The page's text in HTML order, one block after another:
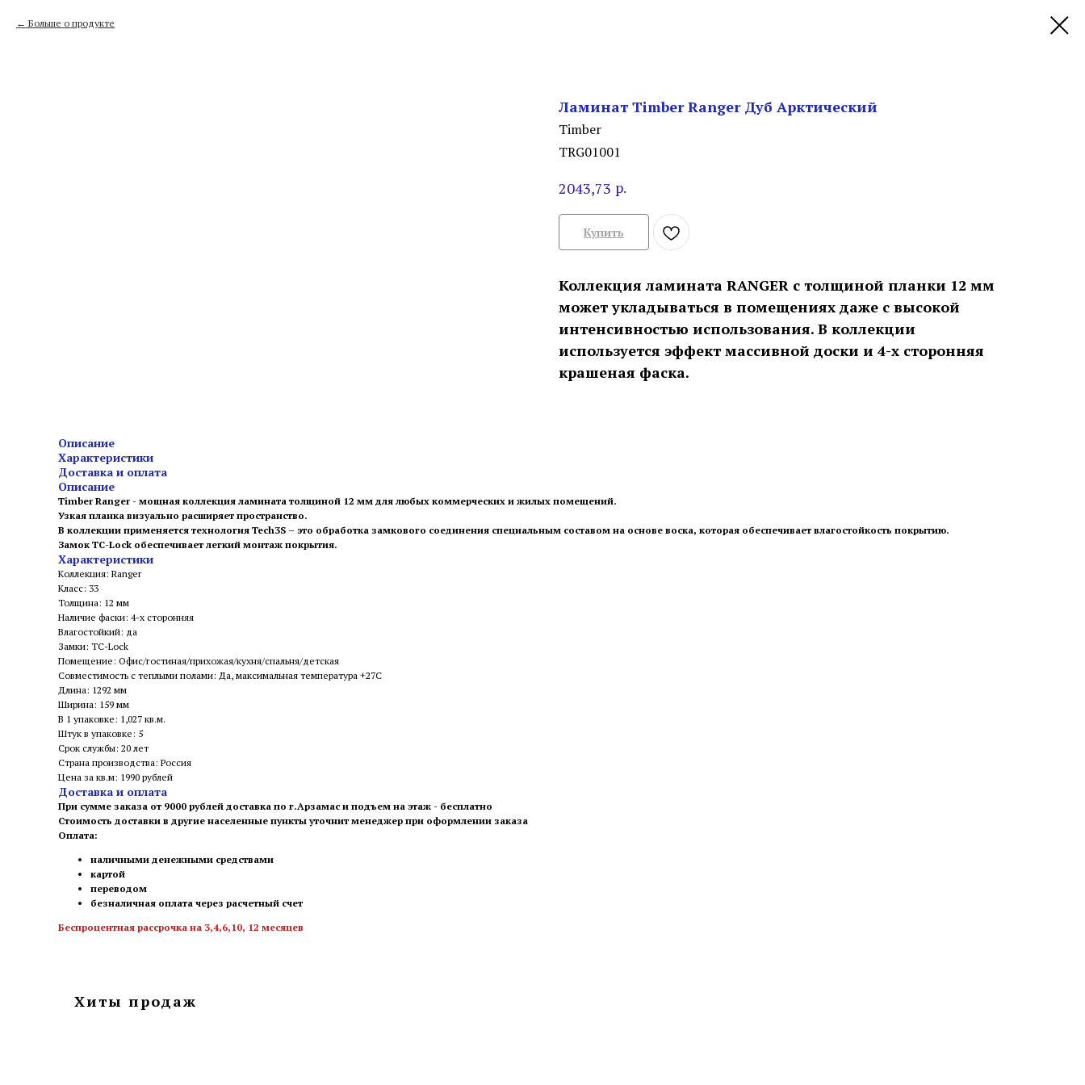
Больше о продукте
Ламинат Timber Ranger Дуб Арктический
Timber
TRG01001
2043,73 р.
Купить
Коллекция ламината RANGER с толщиной планки 12 мм
может укладываться в помещениях даже с высокой
интенсивностью использования. В коллекции
используется эффект массивной доски и 4-х сторонняя
крашеная фаска.
Описание
Характеристики
Доставка и оплата
Описание
Timber Ranger - мощная коллекция ламината толщиной 12 мм для любых коммерческих и жилых помещений.
Узкая планка визуально расширяет пространство.
В коллекции применяется технология Tech3S – это обработка замкового соединения специальным составом на основе воска, которая обеспечивает влагостойкость покрытию.
Замок TC-Lock обеспечивает легкий монтаж покрытия.
Характеристики
Коллекция: Ranger
Класс: 33
Толщина: 12 мм
Наличие фаски: 4-х сторонняя
Влагостойкий: да
Замки: TC-Lock
Помещение: Офис/гостиная/прихожая/кухня/спальня/детская
Совместимость с теплыми полами: Да, максимальная температура +27С
Длина: 1292 мм
Ширина: 159 мм
В 1 упаковке: 1,027 кв.м.
Штук в упаковке: 5
Срок службы: 20 лет
Страна производства: Россия
Цена за кв.м: 1990 рублей
Доставка и оплата
При сумме заказа от 9000 рублей доставка по г.Арзамас и подъем на этаж - бесплатно
Стоимость доставки в другие населенные пункты уточнит менеджер при оформлении заказа
Оплата:
наличными денежными средствами
картой
переводом
безналичная оплата через расчетный счет
Беспроцентная рассрочка на 3,4,6,10, 12 месяцев
Хиты продаж